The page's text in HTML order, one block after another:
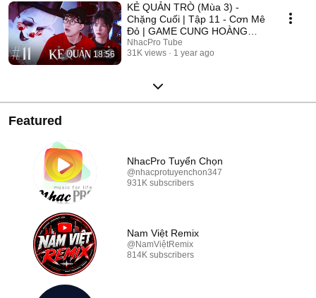
18:56
KẺ QUẢN TRÒ (Mùa 3) -
Chặng Cuối | Tập 11 - Cơn Mê
Đỏ | GAME CUNG HOÀNG
ĐẠO || Web Drama 2025
NhacPro Tube
31K views
1 year ago
Featured
NhacPro Tuyển Chọn
@nhacprotuyenchon347
931K subscribers
Nam Việt Remix
@NamViệtRemix
814K subscribers